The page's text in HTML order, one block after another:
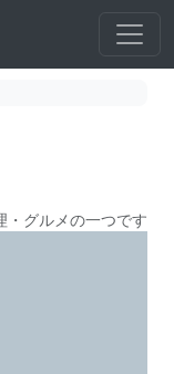
・グルメの一つです